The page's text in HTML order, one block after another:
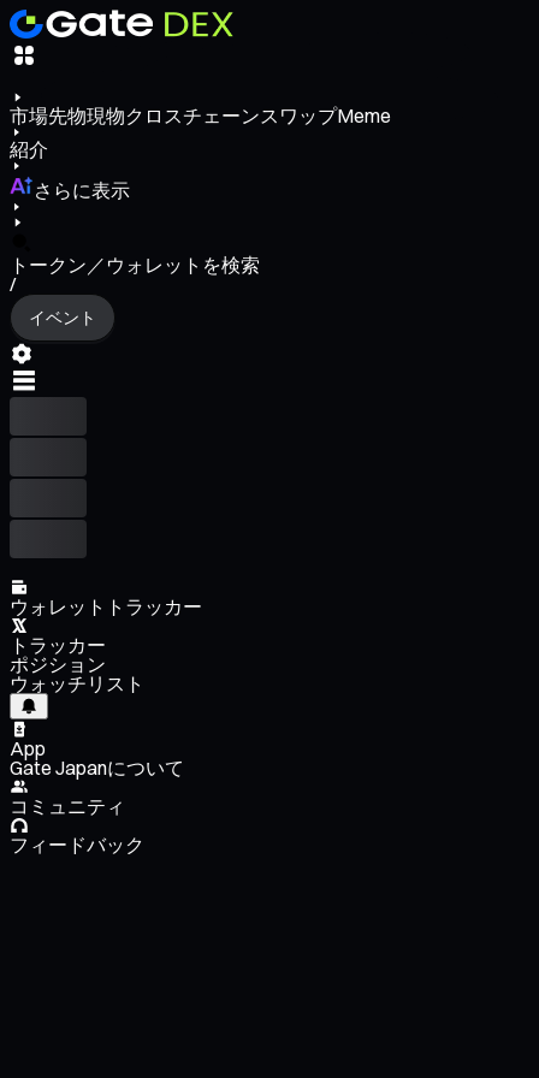
市場先物現物クロスチェーンスワップMeme
紹介
さらに表示
トークン／ウォレットを検索
/
イベント
ウォレットトラッカー
トラッカー
ポジション
ウォッチリスト
App
Gate Japanについて
コミュニティ
フィードバック